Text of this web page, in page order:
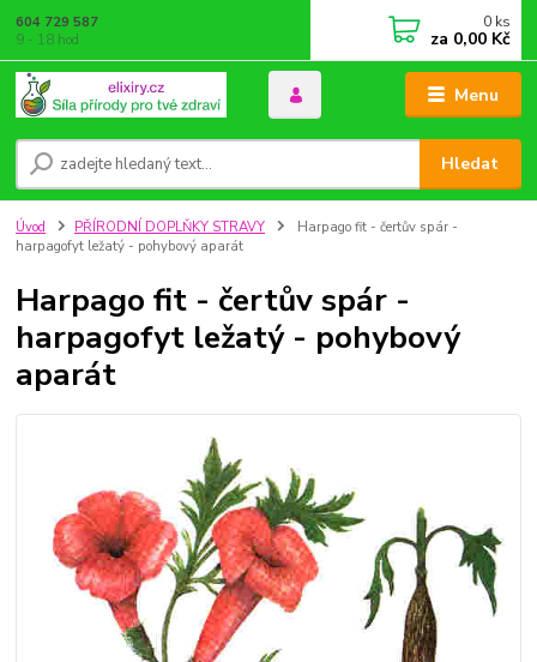
Menu
Hledat
604 729 587
9 - 18 hod
0 ks
za 0,00 Kč
Úvod PŘÍRODNÍ DOPLŇKY STRAVY
Harpago fit - čertův spár -
harpagofyt ležatý - pohybový aparát
Harpago fit - čertův spár -
harpagofyt ležatý - pohybový
aparát